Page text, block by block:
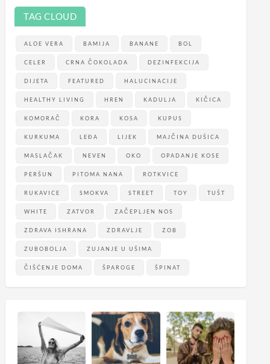
TAG CLOUD
ALOE VERA BAMIJA BANANE BOL
CELER CRNA ČOKOLADA DEZINFEKCIJA
DIJETA FEATURED HALUCINACIJE
HEALTHY LIVING HREN KADULJA KIČICA
KOMORAČ KORA KOSA KUPUS
KURKUMA LEĐA LIJEK MAJČINA DUŠICA
MASLAČAK NEVEN OKO OPADANJE KOSE
PERŠUN PITOMA NANA ROTKVICE
RUKAVICE SMOKVA STREET TOY TUŠT
WHITE ZATVOR ZAČEPLJEN NOS
ZDRAVA ISHRANA ZDRAVLJE ZOB
ZUBOBOLJA ZUJANJE U UŠIMA
ČIŠĆENJE DOMA ŠPAROGE ŠPINAT